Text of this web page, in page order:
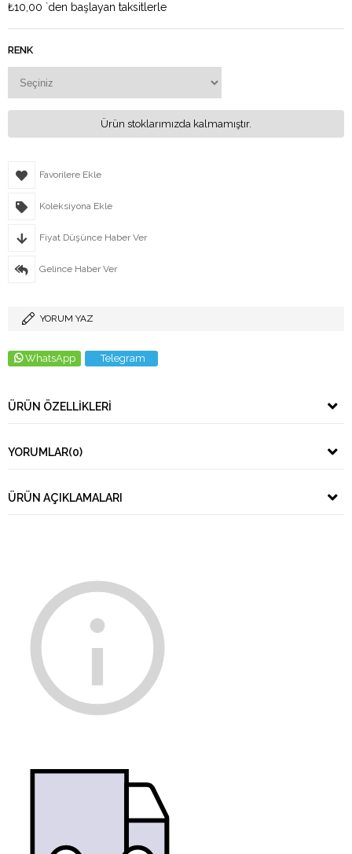
₺10,00 `den başlayan taksitlerle
RENK
Ürün stoklarımızda kalmamıştır.
Favorilere Ekle
Koleksiyona Ekle
Fiyat Düşünce Haber Ver
Gelince Haber Ver
YORUM YAZ
WhatsApp Telegram
ÜRÜN ÖZELLIKLERI
YORUMLAR(0)
ÜRÜN AÇIKLAMALARI